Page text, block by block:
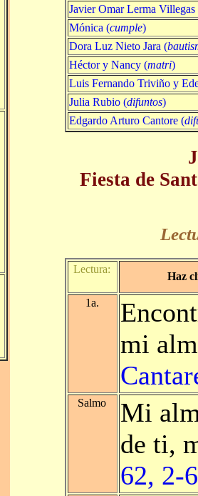
Javier Omar Lerma Villegas
Mónica (cumple)
Dora Luz Nieto Jara (
Héctor y Nancy (matri)
Luis Fernando Triviño y
Julia Rubio (difuntos)
Edgardo Arturo Cantore (
Fiesta de
Lectura:
Haz
1a.
mi
Salmo
Mi
de ti,
62, 2-